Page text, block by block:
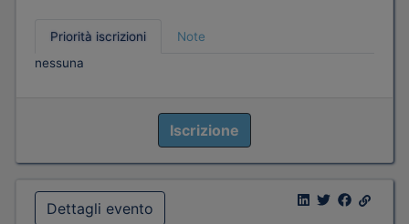
Priorità iscrizioni
Note
nessuna
Iscrizione
Dettagli evento